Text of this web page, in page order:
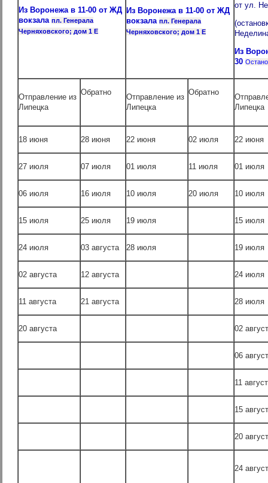
Из Воронежа в 11-00 от ЖД
вокзала пл. Генерала
Черняховского; дом 1 Е
Из Воронежа в 11-00 от ЖД
вокзала пл. Генерала
Черняховского; дом 1 Е
от ул.
Из
30
Отправление из
Липецка
Обратно
Отправление из
Липецка
Обратно
18 июня 28 июня 22 июня 02 июля 22 июня
27 июля 07 июля 01 июля 11 июля 01 июля
06 июля 16 июля 10 июля 20 июля 10 июля
15 июля 25 июля 19 июля 15 июля
24 июля 03 августа 28 июля 19 июля
02 августа 12 августа 24 июля
11 августа 21 августа 28 июля
20 августа 02
06
11
15
20
24